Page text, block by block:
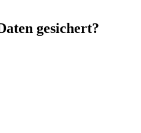
gesichert?